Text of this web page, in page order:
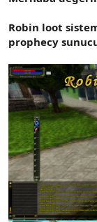
t
n
i
i
Robin loot
prophecy